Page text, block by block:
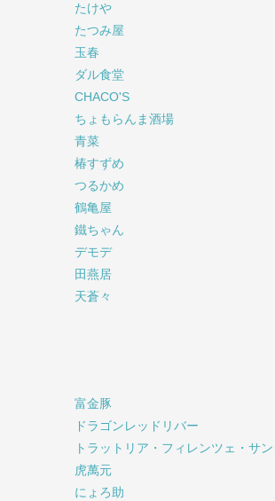
たけや
たつみ屋
玉春
ダル食堂
CHACO'S
ちょもらんま酒場
青菜
椿すずめ
つるかめ
鶴亀屋
鐵ちゃん
デモデ
田燕居
天蒼々
富金豚
ドラゴンレッドリバー
トラットリア・フィレンツェ・サ
虎萬元
にょろ助